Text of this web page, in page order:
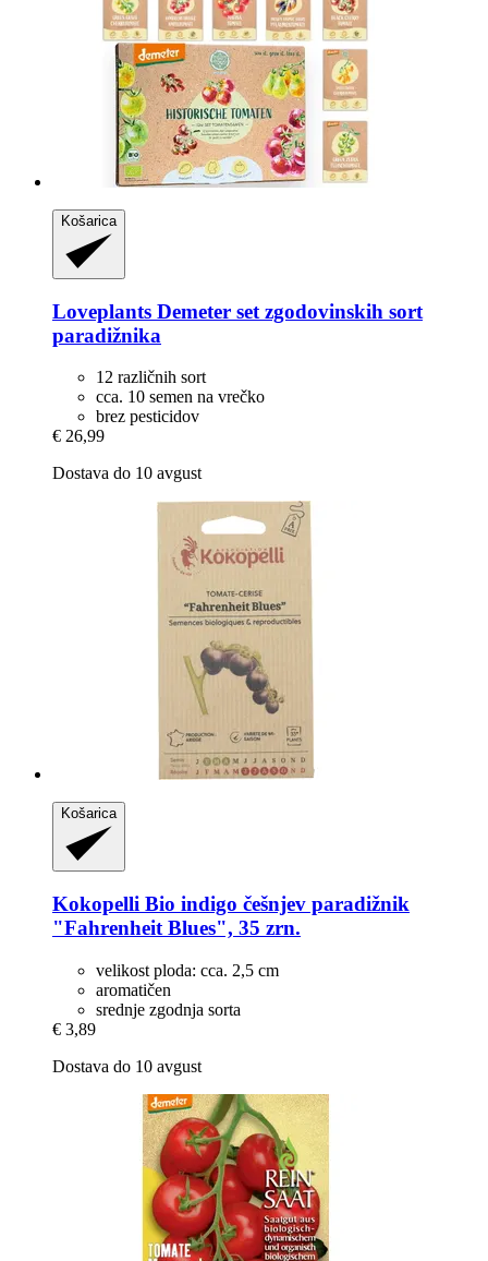
Košarica
Loveplants Demeter set zgodovinskih sort
paradižnika
12 različnih sort
cca. 10 semen na vrečko
brez pesticidov
€ 26,99
Dostava do 10 avgust
Košarica
Kokopelli Bio indigo češnjev paradižnik
"Fahrenheit Blues", 35 zrn.
velikost ploda: cca. 2,5 cm
aromatičen
srednje zgodnja sorta
€ 3,89
Dostava do 10 avgust